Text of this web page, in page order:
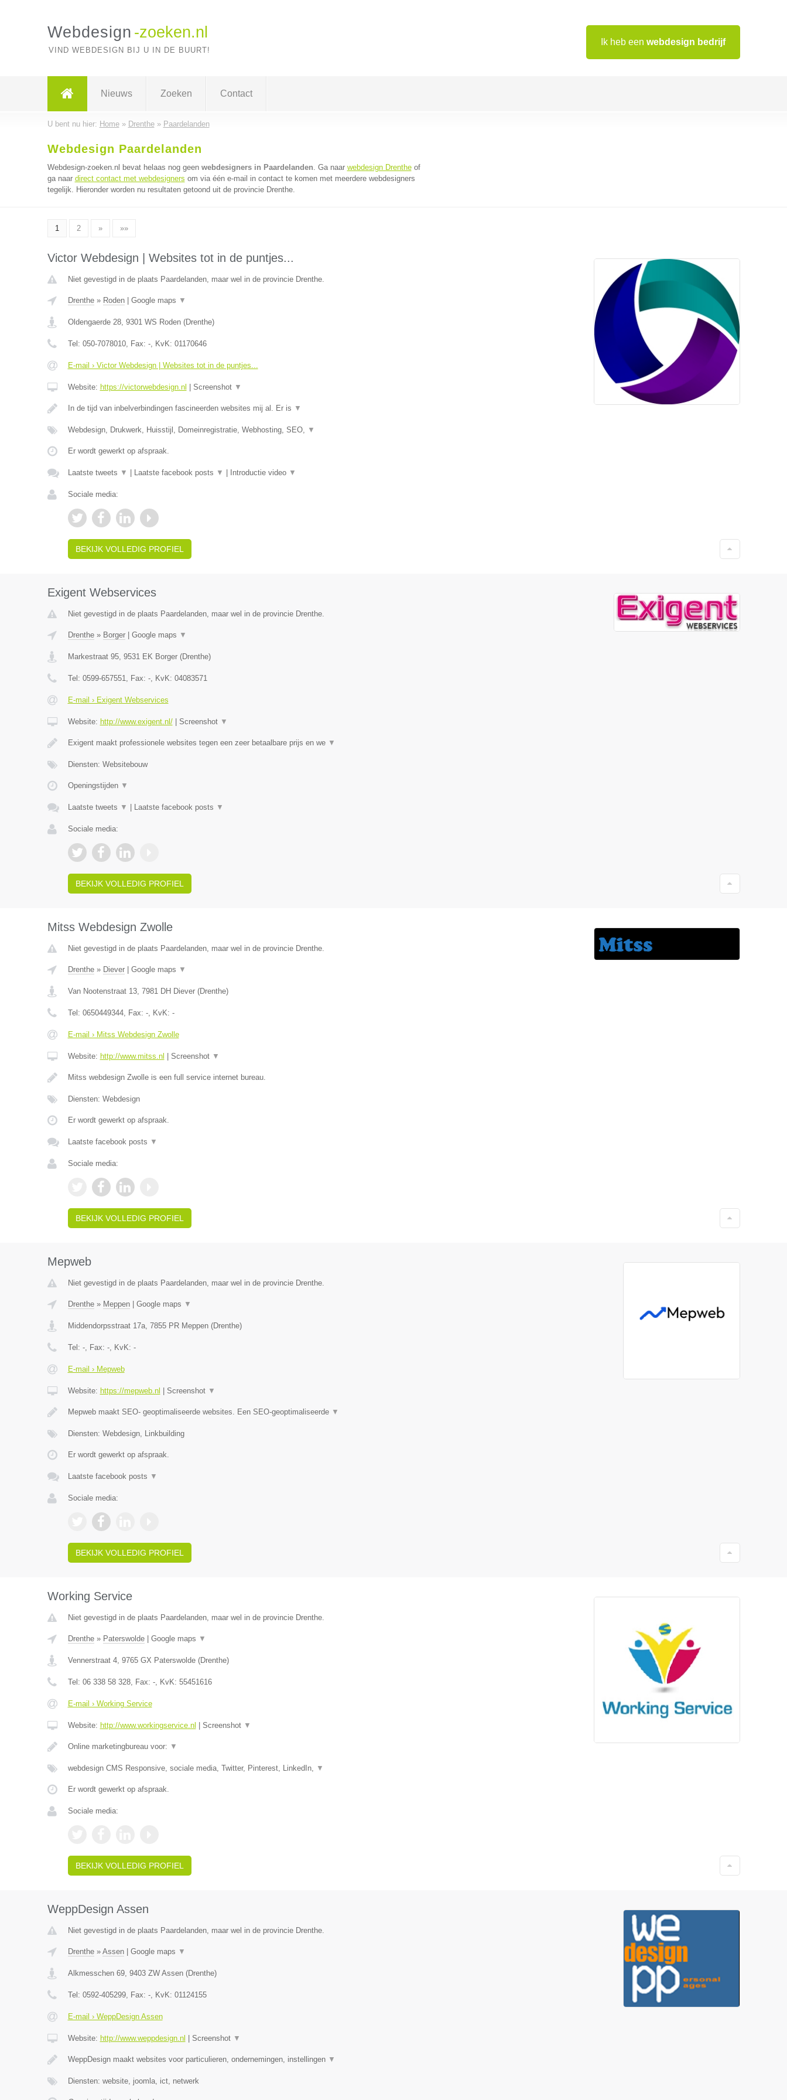
Ik heb een webdesign bedrijf
Webdesign -zoeken.nl
VIND WEBDESIGN BIJ U IN DE BUURT!
Nieuws Zoeken Contact
U bent nu hier: Home» Drenthe» Paardelanden
Webdesign Paardelanden
Webdesign-zoeken.nl bevat helaas nog geen webdesigners in Paardelanden. Ga naar webdesign Drentheof
ga naar direct contact met webdesigners om via één e-mail in contact te komen met meerdere webdesigners
tegelijk. Hieronder worden nu resultaten getoond uit de provincie Drenthe.
1 2 » »»
Victor Webdesign | Websites tot in de puntjes...
Niet gevestigd in de plaats Paardelanden, maar wel in de provincie Drenthe.
Drenthe» Roden| Google maps ▼
Oldengaerde 28, 9301 WS Roden(Drenthe)
Tel: 050-7078010, Fax: -, KvK: 01170646
E-mail › Victor Webdesign | Websites tot in de puntjes...
Website: https://victorwebdesign.nl Screenshot ▼
In de tijd van inbelverbindingen fascineerden websites mij al. Er is ▼
Webdesign, Drukwerk, Huisstijl, Domeinregistratie, Webhosting, SEO, ▼
Er wordt gewerkt op afspraak.
Laatste tweets ▼ Laatste facebook posts ▼ Introductie video ▼
Sociale media:
BEKIJK VOLLEDIG PROFIEL
Exigent Webservices
Niet gevestigd in de plaats Paardelanden, maar wel in de provincie Drenthe.
Drenthe» Borger| Google maps ▼
Markestraat 95, 9531 EK Borger(Drenthe)
Tel: 0599-657551, Fax: -, KvK: 04083571
E-mail › Exigent Webservices
Website: http://www.exigent.nl/| Screenshot ▼
Exigent maakt professionele websites tegen een zeer betaalbare prijs en we ▼
Diensten: Websitebouw
Openingstijden ▼
Laatste tweets ▼ Laatste facebook posts ▼
Sociale media:
BEKIJK VOLLEDIG PROFIEL
Mitss Webdesign Zwolle
Niet gevestigd in de plaats Paardelanden, maar wel in de provincie Drenthe.
Drenthe» Diever| Google maps ▼
Van Nootenstraat 13, 7981 DH Diever(Drenthe)
Tel: 0650449344, Fax: -, KvK: -
E-mail › Mitss Webdesign Zwolle
Website: http://www.mitss.nl Screenshot ▼
Mitss webdesign Zwolle is een full service internet bureau.
Diensten: Webdesign
Er wordt gewerkt op afspraak.
Laatste facebook posts ▼
Sociale media:
BEKIJK VOLLEDIG PROFIEL
Mepweb
Niet gevestigd in de plaats Paardelanden, maar wel in de provincie Drenthe.
Drenthe» Meppen| Google maps ▼
Middendorpsstraat 17a, 7855 PR Meppen(Drenthe)
Tel: -, Fax: -, KvK: -
E-mail › Mepweb
Website: https://mepweb.nl Screenshot ▼
Mepweb maakt SEO- geoptimaliseerde websites. Een SEO-geoptimaliseerde ▼
Diensten: Webdesign, Linkbuilding
Er wordt gewerkt op afspraak.
Laatste facebook posts ▼
Sociale media:
BEKIJK VOLLEDIG PROFIEL
Working Service
Niet gevestigd in de plaats Paardelanden, maar wel in de provincie Drenthe.
Drenthe» Paterswolde| Google maps ▼
Vennerstraat 4, 9765 GX Paterswolde(Drenthe)
Tel: 06 338 58 328, Fax: -, KvK: 55451616
E-mail › Working Service
Website: http://www.workingservice.nl Screenshot ▼
Online marketingbureau voor: ▼
webdesign CMS Responsive, sociale media, Twitter, Pinterest, LinkedIn, ▼
Er wordt gewerkt op afspraak.
Sociale media:
BEKIJK VOLLEDIG PROFIEL
WeppDesign Assen
Niet gevestigd in de plaats Paardelanden, maar wel in de provincie Drenthe.
Drenthe» Assen| Google maps ▼
Alkmesschen 69, 9403 ZW Assen(Drenthe)
Tel: 0592-405299, Fax: -, KvK: 01124155
E-mail › WeppDesign Assen
Website: http://www.weppdesign.nl Screenshot ▼
WeppDesign maakt websites voor particulieren, ondernemingen, instellingen ▼
Diensten: website, joomla, ict, netwerk